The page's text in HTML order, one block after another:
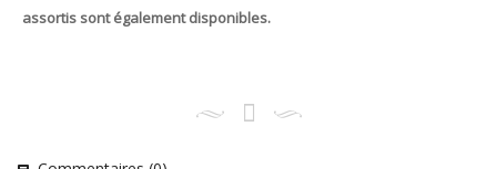
assortis sont également disponibles.